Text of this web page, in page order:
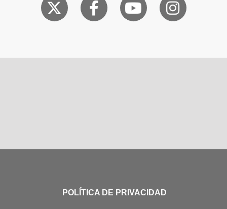
POLÍTICA DE PRIVACIDAD